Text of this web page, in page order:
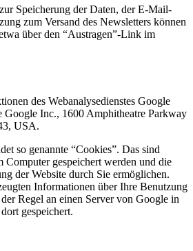
Speicherung der Daten, der E-Mail-
zum Versand des Newsletters können
über den “Austragen”-Link im
des Webanalysedienstes Google
Google Inc., 1600 Amphitheatre Parkway
USA.
so genannte “Cookies”. Das sind
Computer gespeichert werden und die
der Website durch Sie ermöglichen.
Informationen über Ihre Benutzung
Regel an einen Server von Google in
gespeichert.